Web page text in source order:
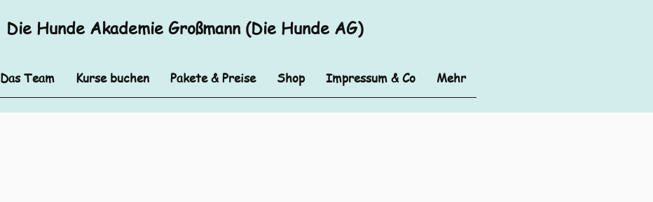
Die Hunde Akademie Großmann (Die Hunde AG)
Das Team Kurse buchen Pakete & Preise Shop Impressum & Co Mehr